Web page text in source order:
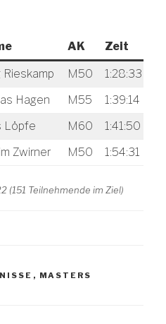
AK Zeit
Rieskamp M50
1:28:33
Hagen M55
1:39:14
Löpfe M60
1:41:50
Zwirner M50 1:54:31
(151 Teilnehmende im Ziel)
, MASTERS